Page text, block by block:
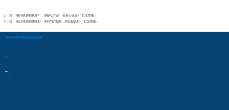
上一篇： 柳州线切割机床厂，做贴心产品，创良心企业-「仁光智能」
下一篇： 虹口线切割哪家好，专利“智”造商，用过都说好-「仁光智能」
2024欧洲杯网投的友情链接：